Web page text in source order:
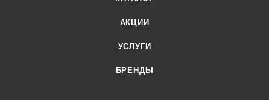
АКЦИИ
УСЛУГИ
БРЕНДЫ